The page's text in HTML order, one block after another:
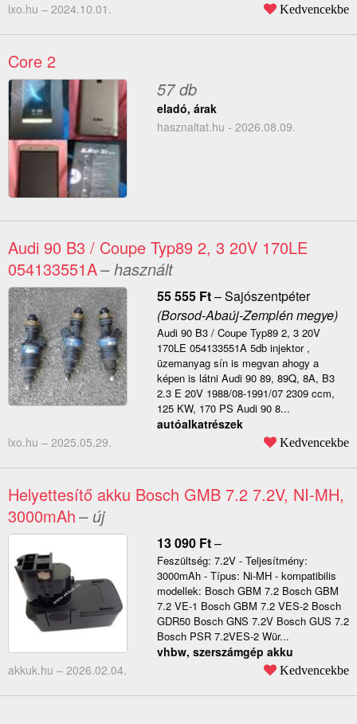
lxo.hu – 2024.10.01. Kedvencekbe
Core 2
57 db
eladó, árak
hasznaltat.hu - 2026.08.09.
Audi 90 B3 / Coupe Typ89 2, 3 20V 170LE
054133551A– használt
55 555 Ft–Sajószentpéter
(Borsod-Abaúj-Zemplén megye)
Audi 90 B3 / Coupe Typ89 2, 3 20V
170LE 054133551A 5db injektor ,
üzemanyag sín is megvan ahogy a
képen is látni Audi 90 89, 89Q, 8A, B3
2.3 E 20V 1988/08-1991/07 2309 ccm,
125 KW, 170 PS Audi 90 8...
autóalkatrészek
lxo.hu – 2025.05.29. Kedvencekbe
Helyettesítő akku Bosch GMB 7.2 7.2V, NI-MH,
3000mAh– új
13 090 Ft–
Feszültség: 7.2V - Teljesítmény:
3000mAh - Típus: Ni-MH - kompatibilis
modellek: Bosch GBM 7.2 Bosch GBM
7.2 VE-1 Bosch GBM 7.2 VES-2 Bosch
GDR50 Bosch GNS 7.2V Bosch GUS 7.2
Bosch PSR 7.2VES-2 Wür...
vhbw, szerszámgép akku
akkuk.hu – 2026.02.04. Kedvencekbe